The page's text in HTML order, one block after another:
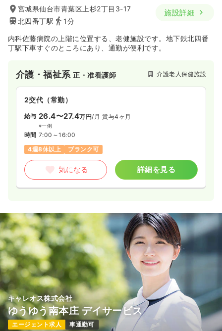
宮城県仙台市青葉区上杉2丁目3-17
北四番丁駅
1分
施設詳細
内科佐藤病院の上階に位置する、老健施設です。地下鉄北四番
丁駅下車すぐのところにあり、通勤が便利です。
介護・福祉系正・准看護師 介護老人保健施設
2交代（常勤）
給与 26.4〜27.4万円/月 賞与4ヶ月
※一例
時間 7:00～16:00
4週8休以上
ブランク可
気になる 詳細を見る
キャレオス株式会社
ゆうゆう南本庄 デイサービス
エージェント求人 車通勤可